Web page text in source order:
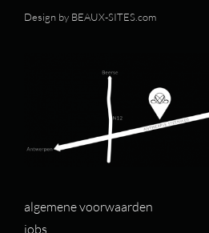
Design by BEAUX-SITES.com
algemene voorwaarden
jobs